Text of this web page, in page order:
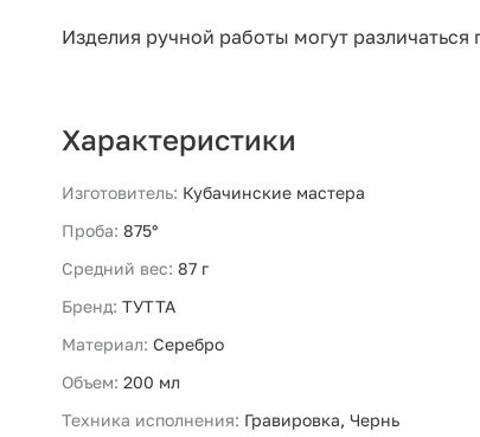
Изделия ручной работы могут
Характеристики
Изготовитель: Кубачинские мастера
Проба: 875°
Средний вес: 87 г
Бренд: ТУТТА
Материал: Серебро
Объем: 200 мл
Техника исполнения: Гравировка, Чернь